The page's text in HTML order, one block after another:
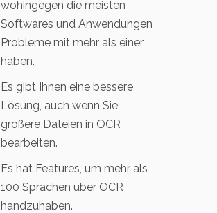
wohingegen die meisten
Softwares und Anwendungen
Probleme mit mehr als einer
haben.
Es gibt Ihnen eine bessere
Lösung, auch wenn Sie
größere Dateien in OCR
bearbeiten.
Es hat Features, um mehr als
100 Sprachen über OCR
handzuhaben.